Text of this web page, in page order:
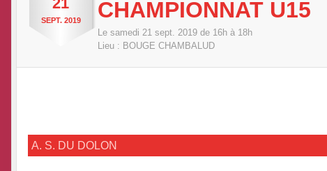
SEPT. 2019 CHAMPIONNAT U15
Le samedi 21 sept. 2019 de 16h à 18h
Lieu : BOUGE CHAMBALUD
A. S. DU DOLON